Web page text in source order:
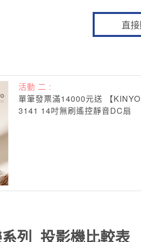
直
活動 二 :
單筆發票滿14000元送 【
3141 14吋無刷遙控靜音DC扇
列_投影機比較表